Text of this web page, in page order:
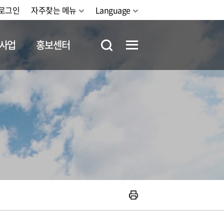
그인 자주찾는 메뉴 Language
업 홍보센터